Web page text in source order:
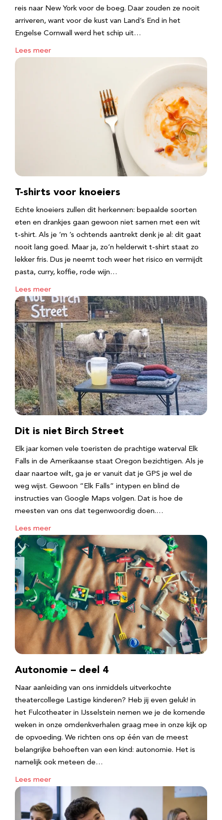
reis naar New York voor de boeg. Daar zouden ze nooit
arriveren, want voor de kust van Land’s End in het
Engelse Cornwall werd het schip uit…
Lees meer
T-shirts voor knoeiers
Echte knoeiers zullen dit herkennen: bepaalde soorten
eten en drankjes gaan gewoon niet samen met een wit
t-shirt. Als je ‘m ’s ochtends aantrekt denk je al: dit gaat
nooit lang goed. Maar ja, zo’n helderwit t-shirt staat zo
lekker fris. Dus je neemt toch weer het risico en vermijdt
pasta, curry, koffie, rode wijn…
Lees meer
Dit is niet Birch Street
Elk jaar komen vele toeristen de prachtige waterval Elk
Falls in de Amerikaanse staat Oregon bezichtigen. Als je
daar naartoe wilt, ga je er vanuit dat je GPS je wel de
weg wijst. Gewoon “Elk Falls” intypen en blind de
instructies van Google Maps volgen. Dat is hoe de
meesten van ons dat tegenwoordig doen.…
Lees meer
Autonomie – deel 4
Naar aanleiding van ons inmiddels uitverkochte
theatercollege Lastige kinderen? Heb jij even geluk! in
het Fulcotheater in IJsselstein nemen we je de komende
weken in onze omdenkverhalen graag mee in onze kijk op
de opvoeding. We richten ons op één van de meest
belangrijke behoeften van een kind: autonomie. Het is
namelijk ook meteen de…
Lees meer